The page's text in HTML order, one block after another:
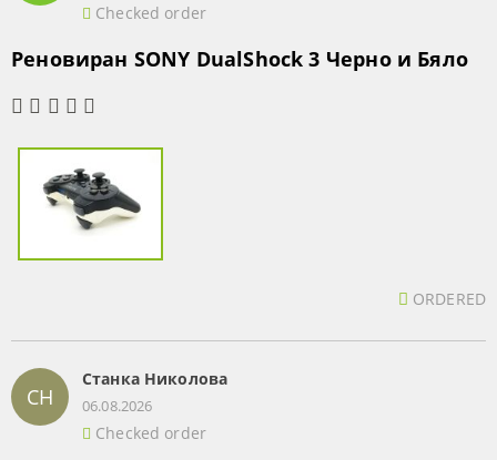
Checked order
Реновиран SONY DualShock 3 Черно и Бяло
ORDERED
СН
Станка Николова
06.08.2026
Checked order